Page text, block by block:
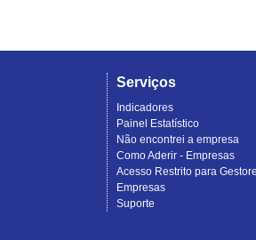
Serviços
Indicadores
Painel Estatístico
Não encontrei a empresa
Como Aderir - Empresas
Acesso Restrito para
Empresas
Suporte